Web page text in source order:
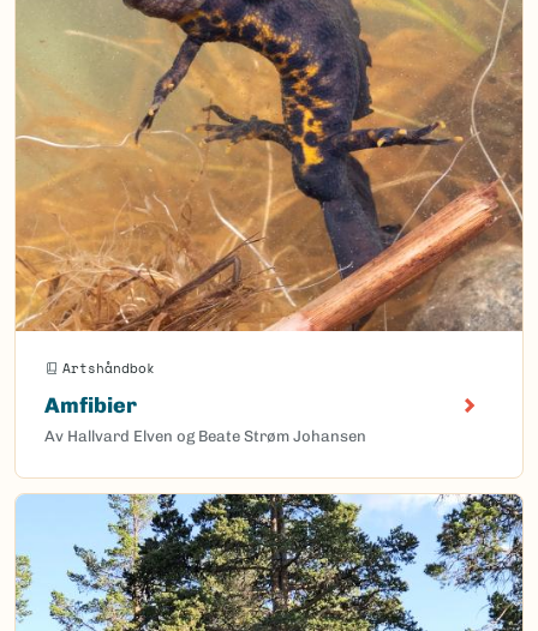
Artshåndbok
Amfibier
Av Hallvard Elven og Beate Strøm Johansen